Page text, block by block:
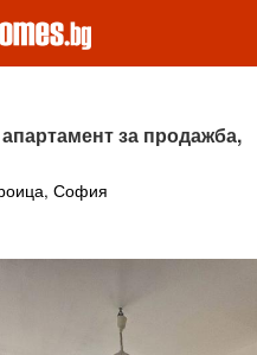
за продажба,
София